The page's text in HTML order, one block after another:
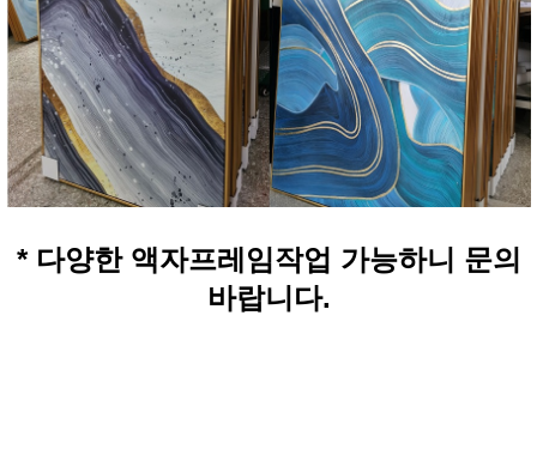
* 다양한 액자프레임작업 가능하니 문의
바랍니다.